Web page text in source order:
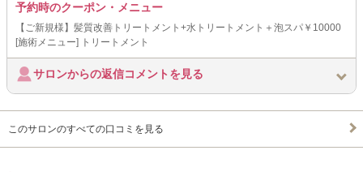
予約時のクーポン・メニュー
【ご新規様】髪質改善トリートメント+水トリートメント＋泡スパ￥10000
[施術メニュー] トリートメント
サロンからの返信コメントを見る
このサロンのすべての口コミを見る